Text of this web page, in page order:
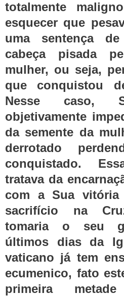
totalmente
esquecer que
uma sentença
cabeça pisada
mulher, ou seja,
que conquistou
Nesse caso,
objetivamente
da semente da
derrotado
conquistado.
tratava da
com a Sua
sacrifício na
tomaria o seu
últimos dias da
vaticano já tem
ecumenico, fato
primeira